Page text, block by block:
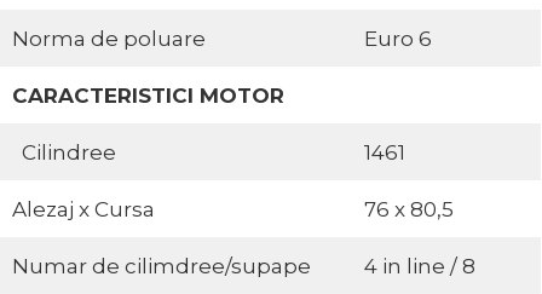
Norma de poluare Euro 6
CARACTERISTICI MOTOR
Cilindree 1461
Alezaj x Cursa 76 x 80,5
Numar de cilimdree/supape 4 in line / 8